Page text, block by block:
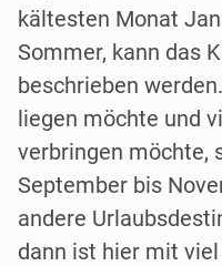
kältesten Monat
Sommer, kann das
beschrieben
liegen möchte und
verbringen möchte,
September bis
andere
dann ist hier mit